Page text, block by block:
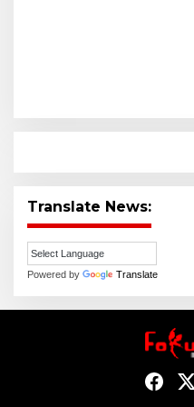
Translate News:
Powered by Translate